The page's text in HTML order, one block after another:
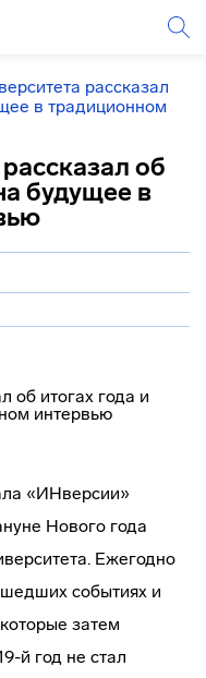
рассказал
в традиционном
об
будущее в
«ИНверсии»
Нового года
Ежегодно
событиях и
затем
й год не стал